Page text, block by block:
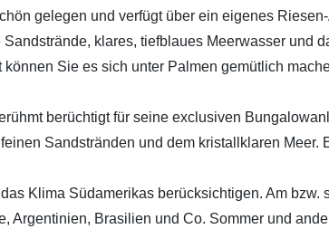
gelegen und verfügt über ein eigenes
Sandstrände, klares, tiefblaues Meerwasser und
Sie es sich unter Palmen gemütlich
berüchtigt für seine exclusiven
Sandstränden und dem kristallklaren Meer.
Klima Südamerikas berücksichtigen. Am bzw.
Brasilien und Co. Sommer und